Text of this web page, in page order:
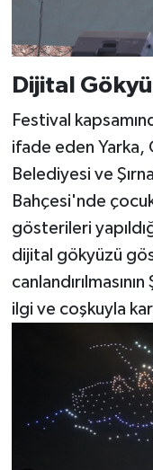
Dijital
Festival
ifade eden Yarka,
Belediyesi ve
Bahçesi'nde
gösterileri
dijital gökyüzü
ilgi ve coşkuyla